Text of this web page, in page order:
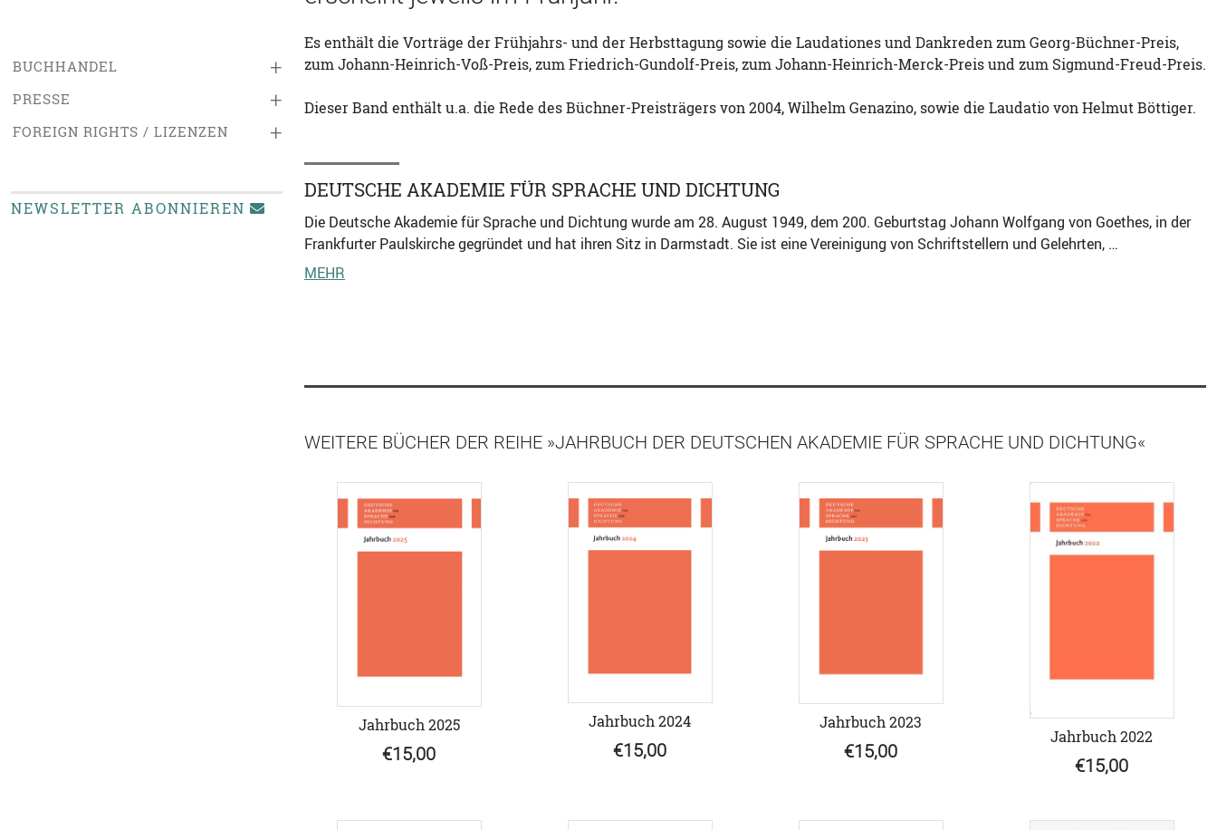
+
BUCHHANDEL
+
PRESSE
+
FOREIGN RIGHTS / LIZENZEN
NEWSLETTER ABONNIEREN
Es enthält die Vorträge der Frühjahrs- und der Herbsttagung sowie die Laudationes und Dankreden zum Georg-Büchner-Preis,
zum Johann-Heinrich-Voß-Preis, zum Friedrich-Gundolf-Preis, zum Johann-Heinrich-Merck-Preis und zum Sigmund-Freud-Preis.
Dieser Band enthält u.a. die Rede des Büchner-Preisträgers von 2004, Wilhelm Genazino, sowie die Laudatio von Helmut Böttiger.
DEUTSCHE AKADEMIE FÜR SPRACHE UND DICHTUNG
Die Deutsche Akademie für Sprache und Dichtung wurde am 28. August 1949, dem 200. Geburtstag Johann Wolfgang von Goethes, in der
Frankfurter Paulskirche gegründet und hat ihren Sitz in Darmstadt. Sie ist eine Vereinigung von Schriftstellern und Gelehrten, …
MEHR
WEITERE BÜCHER DER REIHE »JAHRBUCH DER DEUTSCHEN AKADEMIE FÜR SPRACHE UND DICHTUNG«
Jahrbuch 2025
€15,00
Jahrbuch 2024
€15,00
Jahrbuch 2023
€15,00
Jahrbuch 2022
€15,00